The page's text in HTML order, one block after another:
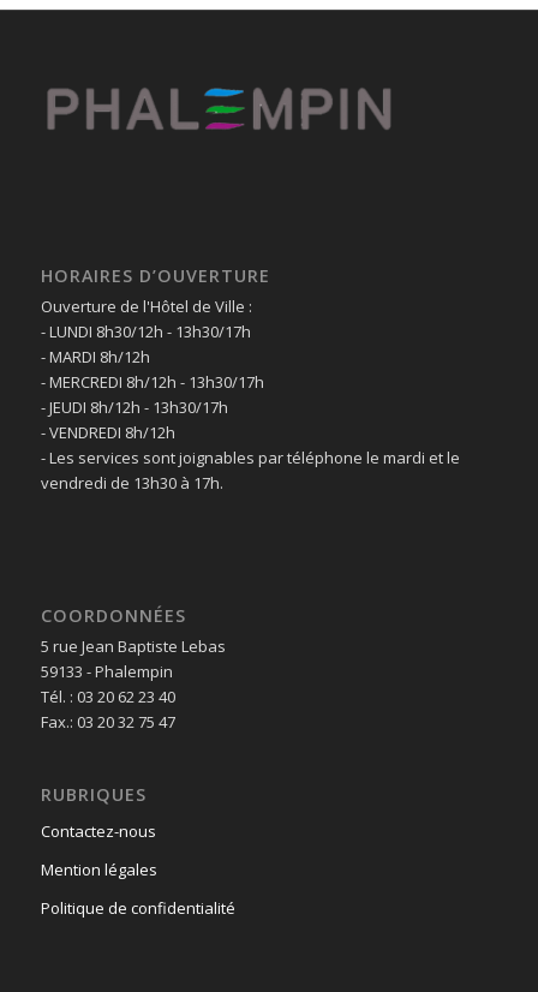
HORAIRES D’OUVERTURE
Ouverture de l'Hôtel de Ville :
- LUNDI 8h30/12h - 13h30/17h
- MARDI 8h/12h
- MERCREDI 8h/12h - 13h30/17h
- JEUDI 8h/12h - 13h30/17h
- VENDREDI 8h/12h
- Les services sont joignables par téléphone le mardi et le
vendredi de 13h30 à 17h.
COORDONNÉES
5 rue Jean Baptiste Lebas
59133 - Phalempin
Tél. : 03 20 62 23 40
Fax.: 03 20 32 75 47
RUBRIQUES
Contactez-nous
Mention légales
Politique de confidentialité